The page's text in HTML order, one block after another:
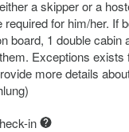
a skipper or a
required for him/her. If
board, 1 double cabin
Exceptions
more details
in